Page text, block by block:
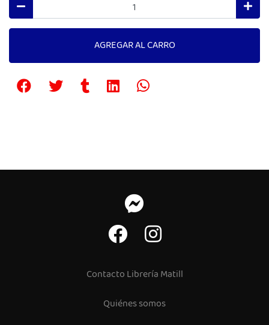
AGREGAR AL CARRO
Contacto Librería Matill
Quiénes somos